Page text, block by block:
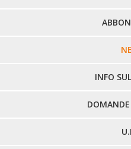
PERCORSI
LINEE
LINEE
INFO